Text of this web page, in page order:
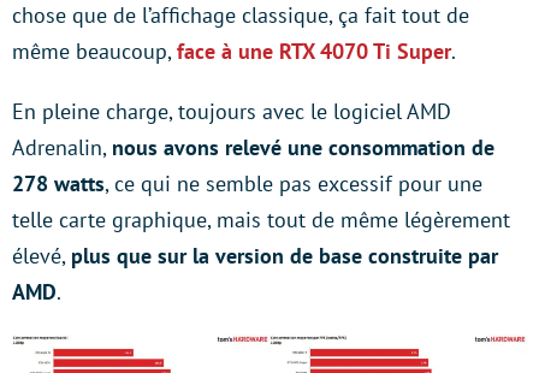
chose que de l’affichage classique, ça fait tout de
même beaucoup,face à une RTX 4070 Ti Super.
En pleine charge, toujours avec le logiciel AMD
Adrenalin, nous avons relevé une consommation de
278 watts, ce qui ne semble pas excessif pour une
telle carte graphique, mais tout de même légèrement
élevé, plus que sur la version de base construite par
AMD.